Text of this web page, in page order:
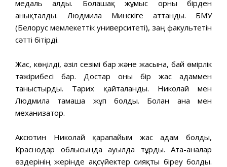
медаль алды. Болашақ жұмыс орны бірден
анықталды. Людмила Минскіге аттанды. БМУ
(Белорус мемлекеттік университеті), заң факультетін
сәтті бітірді.
Жас, көңілді, әзіл сезімі бар және жасына, бай өмірлік
тәжірибесі бар. Достар оны бір жас адаммен
таныстырды. Тарих қайталанды. Николай мен
Людмила тамаша жұп болды. Болған ана мен
механизатор.
Аксютин Николай қарапайым жас адам болды,
Краснодар облысында ауылда тұрды. Ата-аналар
өздерінің жерінде ақсүйектер сияқты біреу болды.